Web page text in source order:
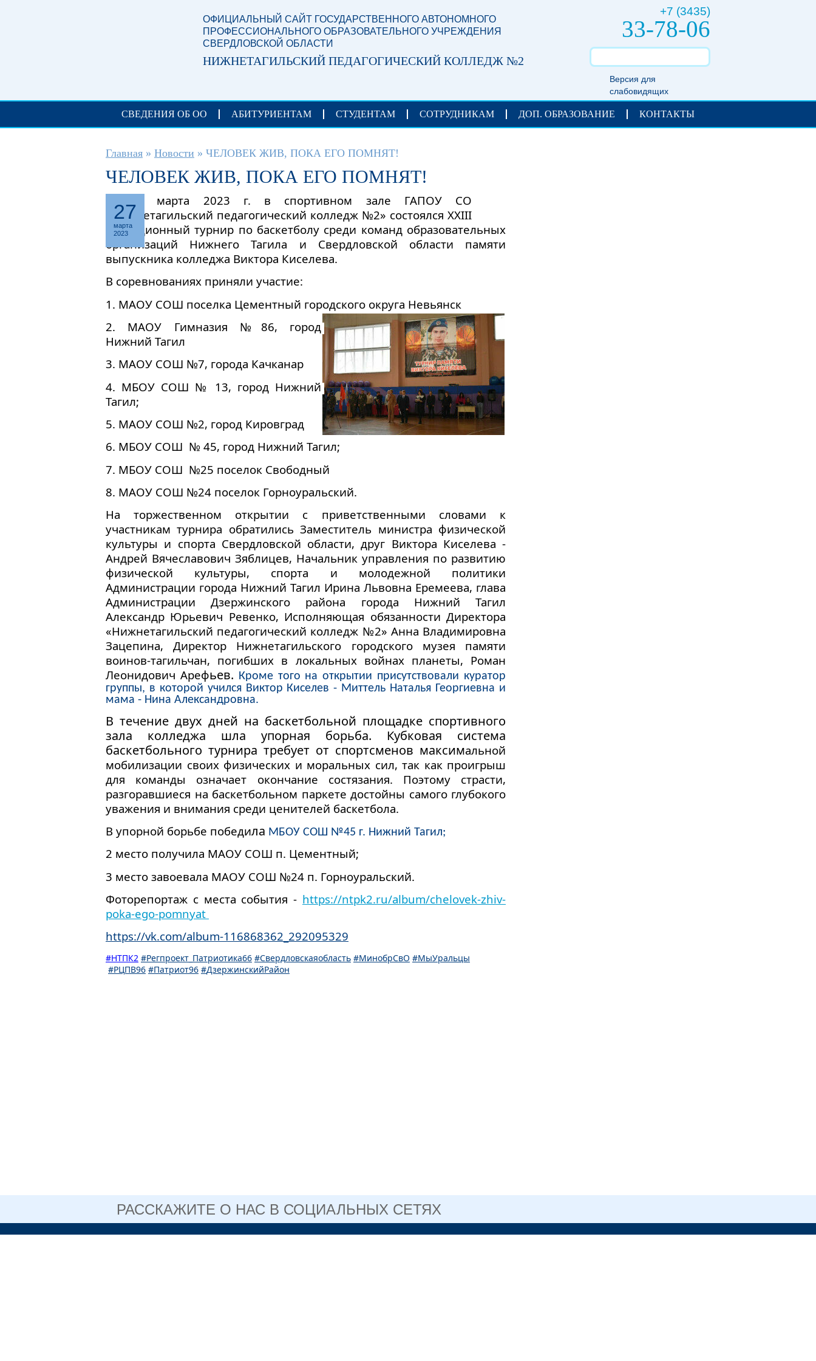
+7 (3435)
33-78-06
Версия для
слабовидящих
ОФИЦИАЛЬНЫЙ САЙТ ГОСУДАРСТВЕННОГО АВТОНОМНОГО
ПРОФЕССИОНАЛЬНОГО ОБРАЗОВАТЕЛЬНОГО УЧРЕЖДЕНИЯ
СВЕРДЛОВСКОЙ ОБЛАСТИ
НИЖНЕТАГИЛЬСКИЙ ПЕДАГОГИЧЕСКИЙ КОЛЛЕДЖ №2
СВЕДЕНИЯ ОБ ОО АБИТУРИЕНТАМ СТУДЕНТАМ СОТРУДНИКАМ ДОП. ОБРАЗОВАНИЕ КОНТАКТЫ
Вы здесь
Главная » Новости » ЧЕЛОВЕК ЖИВ, ПОКА ЕГО ПОМНЯТ!
ЧЕЛОВЕК ЖИВ, ПОКА ЕГО ПОМНЯТ!
27
марта
2023
25-26 марта 2023 г. в спортивном зале ГАПОУ СО
«Нижнетагильский педагогический колледж №2» состоялся XXIII
традиционный турнир по баскетболу среди команд образовательных
организаций Нижнего Тагила и Свердловской области памяти
выпускника колледжа Виктора Киселева.
В соревнованиях приняли участие:
1. МАОУ СОШ поселка Цементный городского округа Невьянск
2. МАОУ Гимназия №86, город
Нижний Тагил
3. МАОУ СОШ №7, города Качканар
4. МБОУ СОШ № 13, город Нижний
Тагил;
5. МАОУ СОШ №2, город Кировград
6. МБОУ СОШ  № 45, город Нижний Тагил;
7. МБОУ СОШ  №25 поселок Свободный
8. МАОУ СОШ №24 поселок Горноуральский.
На торжественном открытии с приветственными словами к
участникам турнира обратились Заместитель министра физической
культуры и спорта Свердловской области, друг Виктора Киселева -
Андрей Вячеславович Зяблицев, Начальник управления по развитию
физической культуры, спорта и молодежной политики
Администрации города Нижний Тагил Ирина Львовна Еремеева, глава
Администрации Дзержинского района города Нижний Тагил
Александр Юрьевич Ревенко, Исполняющая обязанности Директора
«Нижнетагильский педагогический колледж №2» Анна Владимировна
Зацепина, Директор Нижнетагильского городского музея памяти
воинов-тагильчан, погибших в локальных войнах планеты, Роман
Леонидович Арефьев. Кроме того на открытии присутствовали куратор
группы, в которой учился Виктор Киселев - Миттель Наталья Георгиевна и
мама - Нина Александровна.
В течение двух дней на баскетбольной площадке спортивного
зала колледжа шла упорная борьба. Кубковая система
баскетбольного турнира требует от спортсменов максимальной
мобилизации своих физических и моральных сил, так как проигрыш
для команды означает окончание состязания. Поэтому страсти,
разгоравшиеся на баскетбольном паркете достойны самого глубокого
уважения и внимания среди ценителей баскетбола.
В упорной борьбе победила МБОУ СОШ №45 г. Нижний Тагил;
2 место получила МАОУ СОШ п. Цементный;
3 место завоевала МАОУ СОШ №24 п. Горноуральский.
Фоторепортаж с места события - https://ntpk2.ru/album/chelovek-zhiv-
poka-ego-pomnyat
https://vk.com/album-116868362_292095329
#НТПК2 #Регпроект Патриотика66 #Свердловскаяобласть #МинобрСвО #МыУральцы
#РЦПВ96 #Патриот96 #ДзержинскийРайон
РАССКАЖИТЕ О НАС В СОЦИАЛЬНЫХ СЕТЯХ